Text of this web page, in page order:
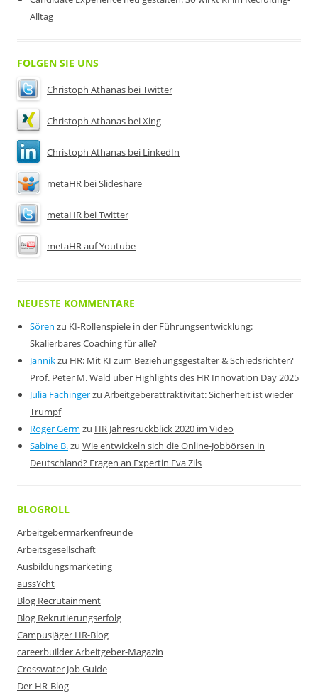
Alltag
FOLGEN SIE UNS
Christoph Athanas bei Twitter
Christoph Athanas bei Xing
Christoph Athanas bei LinkedIn
metaHR bei Slideshare
metaHR bei Twitter
metaHR auf Youtube
NEUESTE KOMMENTARE
Sören zu KI-Rollenspiele in der Führungsentwicklung:
Skalierbares Coaching für alle?
Jannikzu HR: Mit KI zum Beziehungsgestalter & Schiedsrichter?
Prof. Peter M. Wald über Highlights des HR Innovation Day 2025
Julia Fachingerzu Arbeitgeberattraktivität: Sicherheit ist wieder
Trumpf
Roger Germ zu HR Jahresrückblick 2020 im Video
Sabine B.zu Wie entwickeln sich die Online-Jobbörsen in
Deutschland? Fragen an Expertin Eva Zils
BLOGROLL
Arbeitgebermarkenfreunde
Arbeitsgesellschaft
Ausbildungsmarketing
aussYcht
Blog Recrutainment
Blog Rekrutierungserfolg
Campusjäger HR-Blog
careerbuilder Arbeitgeber-Magazin
Crosswater Job Guide
Der-HR-Blog